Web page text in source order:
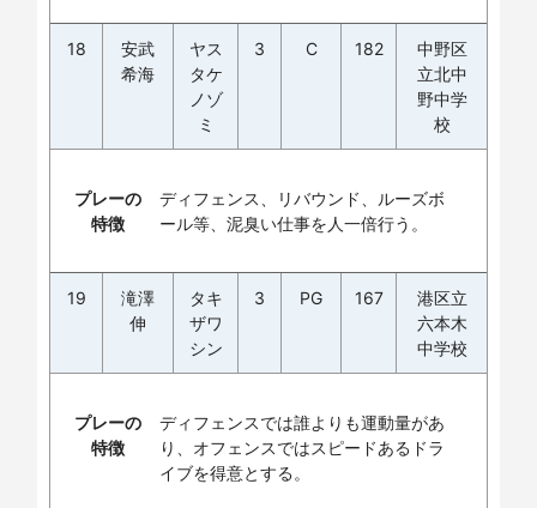
18
安武
希海
ヤス
タケ
ノゾ
ミ
3 C 182
中野区
立北中
野中学
校
プレーの
特徴
ディフェンス、リバウンド、ルーズボ
ール等、泥臭い仕事を人一倍行う。
19
滝澤
伸
タキ
ザワ
シン
3 PG 167
港区立
六本木
中学校
プレーの
特徴
ディフェンスでは誰よりも運動量があ
り、オフェンスではスピードあるドラ
イブを得意とする。